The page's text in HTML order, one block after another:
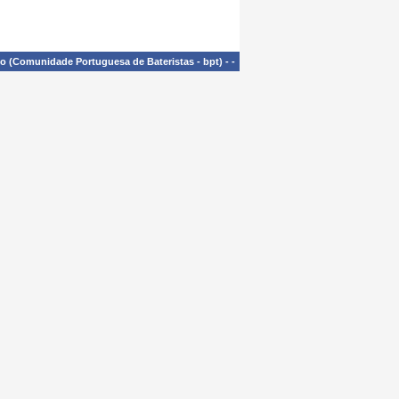
(Comunidade Portuguesa de Bateristas - bpt) - -